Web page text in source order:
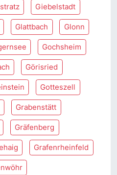
Giebelstadt
Glattbach Glonn
Gochsheim
Görisried
Gotteszell
Grabenstätt
Gräfenberg
Grafenrheinfeld